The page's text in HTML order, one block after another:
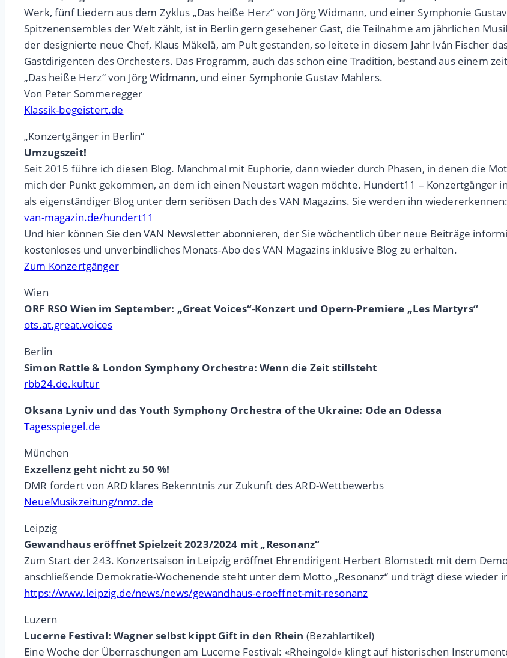
Werk, fünf Liedern aus dem Zyklus „Das heiße Herz“ von Jörg Widmann, und einer Symphonie
Spitzenensembles der Welt zählt, ist in Berlin gern gesehener Gast, die Teilnahme am jährlichen
der designierte neue Chef, Klaus Mäkelä, am Pult gestanden, so leitete in diesem Jahr Iván Fischer
Gastdirigenten des Orchesters. Das Programm, auch das schon eine Tradition, bestand aus einem
„Das heiße Herz“ von Jörg Widmann, und einer Symphonie Gustav Mahlers.
Von Peter Sommeregger
Klassik-begeistert.de
„Konzertgänger in Berlin“
Umzugszeit!
Seit 2015 führe ich diesen Blog. Manchmal mit Euphorie, dann wieder durch Phasen, in denen die
mich der Punkt gekommen, an dem ich einen Neustart wagen möchte. Hundert11 – Konzertgänger
als eigenständiger Blog unter dem seriösen Dach des VAN Magazins. Sie werden ihn wiedererkennen:
van-magazin.de/hundert11
Und hier können Sie den VAN Newsletter abonnieren, der Sie wöchentlich über neue Beiträge
kostenloses und unverbindliches Monats-Abo des VAN Magazins inklusive Blog zu erhalten.
Zum Konzertgänger
Wien
ORF RSO Wien im September: „Great Voices“-Konzert und Opern-Premiere „Les Martyrs“
ots.at.great.voices
Berlin
Simon Rattle & London Symphony Orchestra: Wenn die Zeit stillsteht
rbb24.de.kultur
Oksana Lyniv und das Youth Symphony Orchestra of the Ukraine: Ode an Odessa
Tagesspiegel.de
München
Exzellenz geht nicht zu 50 %!
DMR fordert von ARD klares Bekenntnis zur Zukunft des ARD-Wettbewerbs
NeueMusikzeitung/nmz.de
Leipzig
Gewandhaus eröffnet Spielzeit 2023/2024 mit „Resonanz“
Zum Start der 243. Konzertsaison in Leipzig eröffnet Ehrendirigent Herbert Blomstedt mit dem
anschließende Demokratie-Wochenende steht unter dem Motto „Resonanz“ und trägt diese wieder
https://www.leipzig.de/news/news/gewandhaus-eroeffnet-mit-resonanz
Luzern
Lucerne Festival: Wagner selbst kippt Gift in den Rhein (Bezahlartikel)
Eine Woche der Überraschungen am Lucerne Festival: «Rheingold» klingt auf historischen